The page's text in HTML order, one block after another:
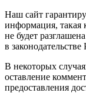
Наш сайт
информация, такая
не будет
в
В некоторых
оставление
предоставления